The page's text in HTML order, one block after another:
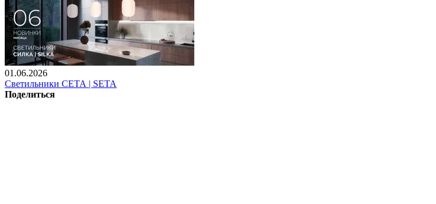
01.06.2026
Светильники СЕТА | SETA
Поделиться